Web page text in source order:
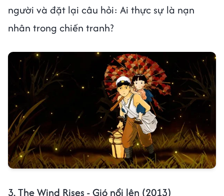
người và đặt lại câu hỏi: Ai thực sự là nạn
nhân trong chiến tranh?
3. The Wind Rises - Gió nổi lên (2013)